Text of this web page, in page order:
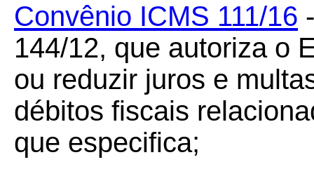
Convênio ICMS 111/16
144/12, que autoriza o
ou reduzir juros e
débitos fiscais
que especifica;